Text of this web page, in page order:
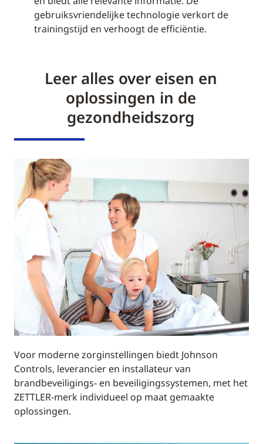
gebruiksvriendelijke technologie verkort de
trainingstijd en verhoogt de efficiëntie.
Leer alles over eisen en
oplossingen in de
gezondheidszorg
Voor moderne zorginstellingen biedt Johnson
Controls, leverancier en installateur van
brandbeveiligings- en beveiligingssystemen, met het
ZETTLER-merk individueel op maat gemaakte
oplossingen.